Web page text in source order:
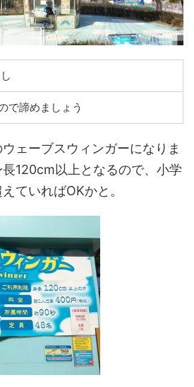
諦めましょう
ェーブスウィンガーになりま
120cm以上となるので、小学
ていればOKかと。